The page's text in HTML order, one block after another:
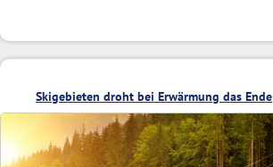
Skigebieten droht bei Erwärmung das Ende